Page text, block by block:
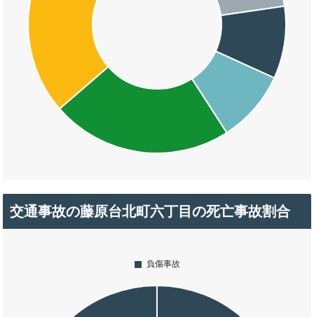
交通事故の藤原台北町六丁目の死亡事故割合